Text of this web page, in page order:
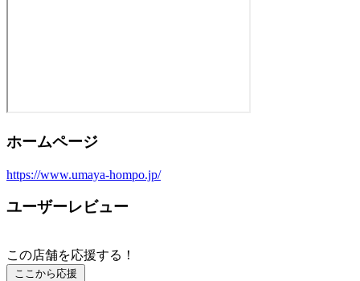
ホームページ
https://www.umaya-hompo.jp/
ユーザーレビュー
この店舗を応援する！
ここから応援